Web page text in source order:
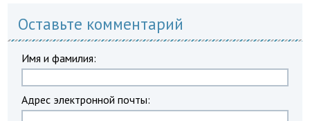
Оставьте комментарий
Имя и фамилия:
Адрес электронной почты: